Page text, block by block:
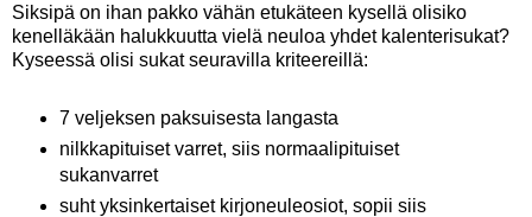
Siksipä on ihan pakko vähän etukäteen kysellä olisiko
kenelläkään halukkuutta vielä neuloa yhdet kalenterisukat?
Kyseessä olisi sukat seuravilla kriteereillä:
7 veljeksen paksuisesta langasta
nilkkapituiset varret, siis normaalipituiset
sukanvarret
suht yksinkertaiset kirjoneuleosiot, sopii siis